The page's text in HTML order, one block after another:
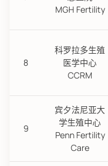
MGH Fertility
8
科罗拉多生殖
医学中心
CCRM
9
宾夕法尼亚大
学生殖中心
Penn Fertility
Care